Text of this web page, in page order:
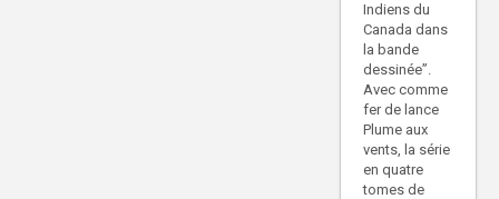
Indiens du
Canada dans
la bande
dessinée”.
Avec comme
fer de lance
Plume aux
vents, la série
en quatre
tomes de